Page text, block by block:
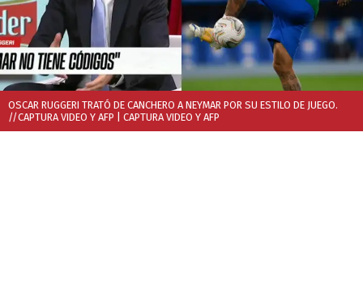
OSCAR RUGGERI TRATÓ DE CANCHERO A NEYMAR POR SU ESTILO DE JUEGO.
//CAPTURA VIDEO Y AFP | CAPTURA VIDEO Y AFP